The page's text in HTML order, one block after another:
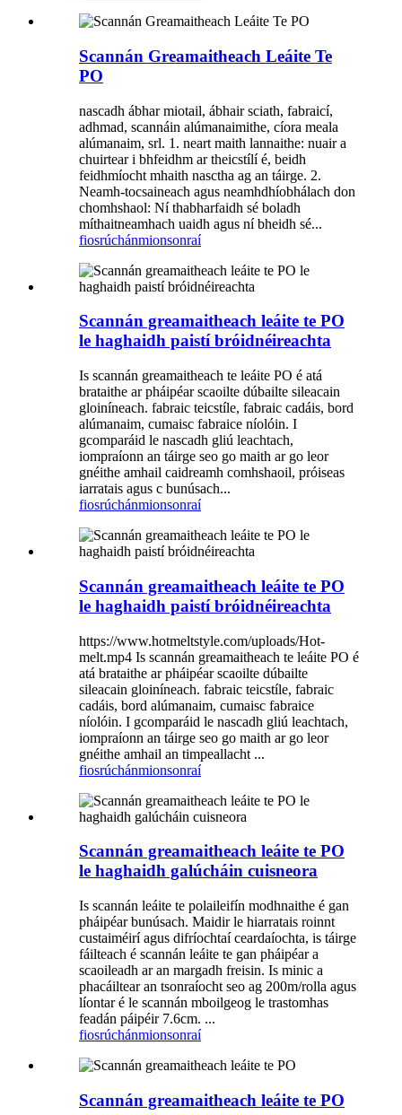
Scannán Greamaitheach Leáite Te
PO
nascadh ábhar miotail, ábhair sciath, fabraicí,
adhmad, scannáin alúmanaimithe, cíora meala
alúmanaim, srl. 1. neart maith lannaithe: nuair a
chuirtear i bhfeidhm ar theicstílí é, beidh
feidhmíocht mhaith nasctha ag an táirge. 2.
Neamh-tocsaineach agus neamhdhíobhálach don
chomhshaol: Ní thabharfaidh sé boladh
míthaitneamhach uaidh agus ní bheidh sé...
fiosrúchánmionsonraí
Scannán greamaitheach leáite te PO
le haghaidh paistí bróidnéireachta
Is scannán greamaitheach te leáite PO é atá
brataithe ar pháipéar scaoilte dúbailte sileacain
gloiníneach. fabraic teicstíle, fabraic cadáis, bord
alúmanaim, cumaisc fabraice níolóin. I
gcomparáid le nascadh gliú leachtach,
iompraíonn an táirge seo go maith ar go leor
gnéithe amhail caidreamh comhshaoil, próiseas
iarratais agus c bunúsach...
fiosrúchánmionsonraí
Scannán greamaitheach leáite te PO
le haghaidh paistí bróidnéireachta
https://www.hotmeltstyle.com/uploads/Hot-
melt.mp4 Is scannán greamaitheach te leáite PO é
atá brataithe ar pháipéar scaoilte dúbailte
sileacain gloiníneach. fabraic teicstíle, fabraic
cadáis, bord alúmanaim, cumaisc fabraice
níolóin. I gcomparáid le nascadh gliú leachtach,
iompraíonn an táirge seo go maith ar go leor
gnéithe amhail an timpeallacht ...
fiosrúchánmionsonraí
Scannán greamaitheach leáite te PO
le haghaidh galúcháin cuisneora
Is scannán leáite te polaileifín modhnaithe é gan
pháipéar bunúsach. Maidir le hiarratais roinnt
custaiméirí agus difríochtaí ceardaíochta, is táirge
fáilteach é scannán leáite te gan pháipéar a
scaoileadh ar an margadh freisin. Is minic a
phacáiltear an tsonraíocht seo ag 200m/rolla agus
líontar é le scannán mboilgeog le trastomhas
feadán páipéir 7.6cm. ...
fiosrúchánmionsonraí
Scannán greamaitheach leáite te PO